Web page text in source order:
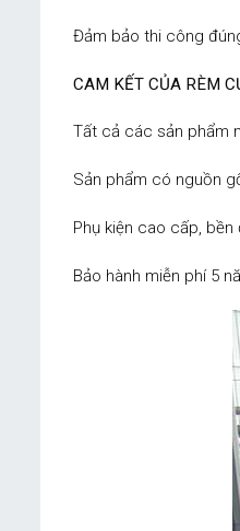
Đảm bảo thi công
CAM KẾT CỦA RÈM
Tất cả các sản phẩm
Sản phẩm có nguồn
Phụ kiện cao cấp, bền
Bảo hành miễn phí 5